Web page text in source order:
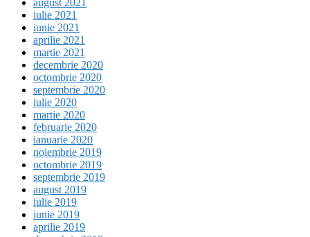
august 2021
iulie 2021
iunie 2021
aprilie 2021
martie 2021
decembrie 2020
octombrie 2020
septembrie 2020
iulie 2020
martie 2020
februarie 2020
ianuarie 2020
noiembrie 2019
octombrie 2019
septembrie 2019
august 2019
iulie 2019
iunie 2019
aprilie 2019